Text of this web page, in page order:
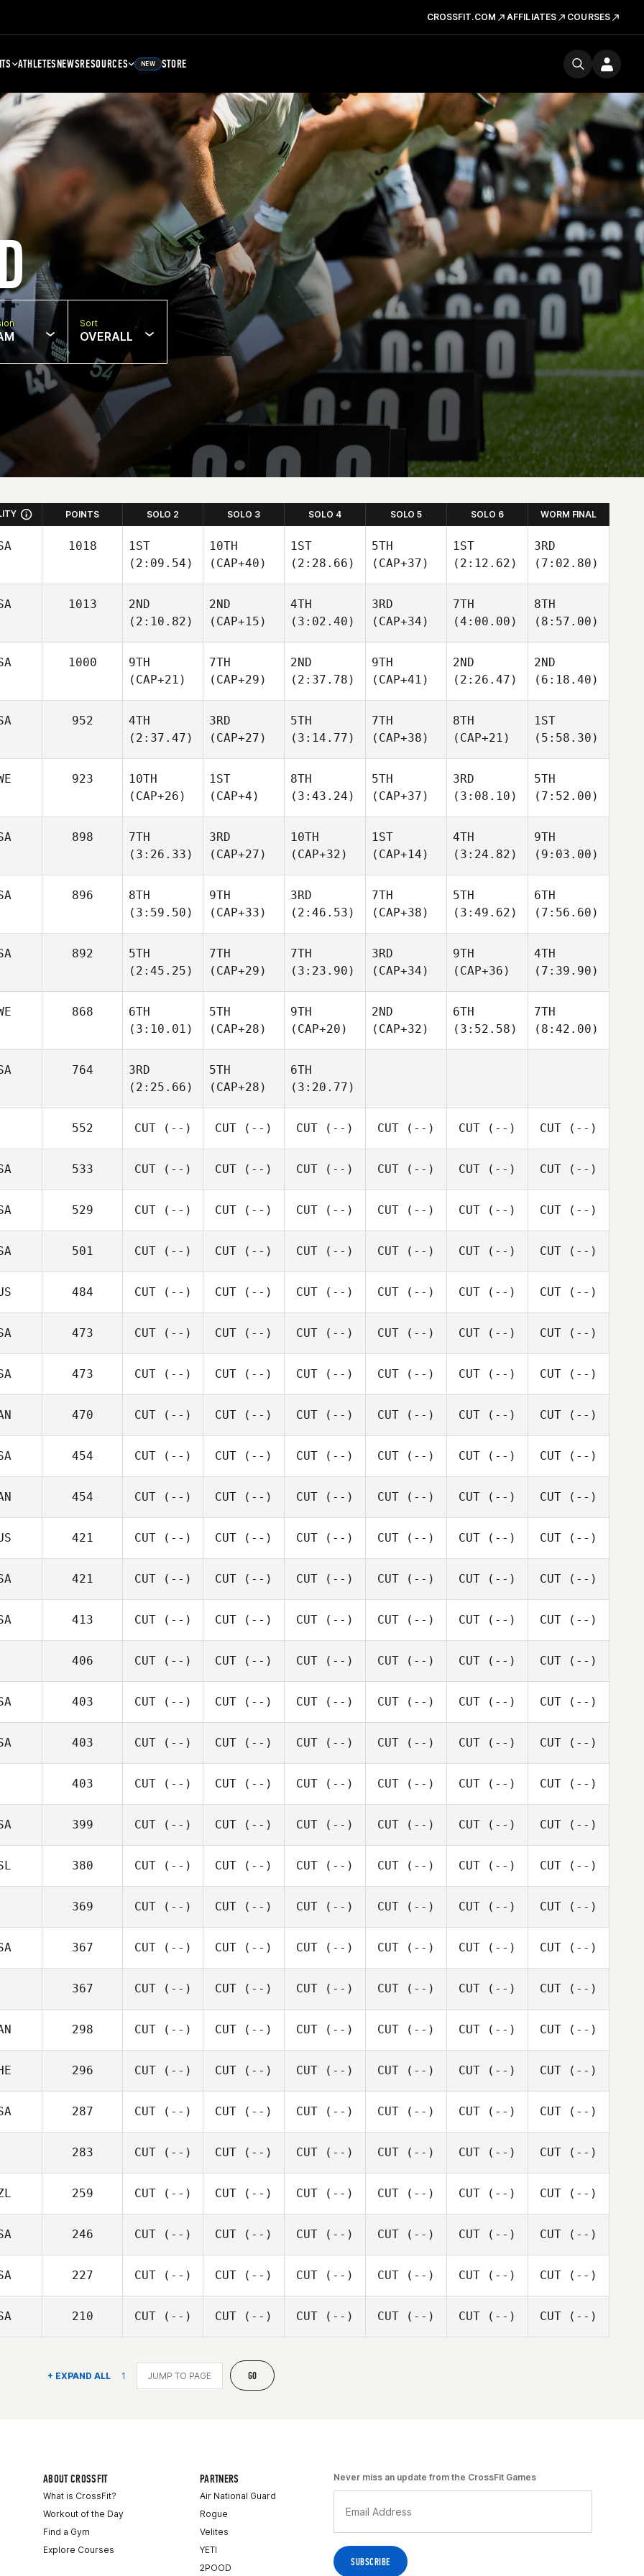
CROSSFIT.COM AFFILIATES COURSES
ATHLETESNEWSRESOURCES NEW STORE
Sort
OVERALL
POINTS SOLO 2 SOLO 3 SOLO 4 SOLO 5 SOLO 6 WORM FINAL
1018
1ST
(2:09.54)
10TH
(CAP+40)
1ST
(2:28.66)
5TH
(CAP+37)
1ST
(2:12.62)
3RD
(7:02.80)
1013
2ND
(2:10.82)
2ND
(CAP+15)
4TH
(3:02.40)
3RD
(CAP+34)
7TH
(4:00.00)
8TH
(8:57.00)
1000
9TH
(CAP+21)
7TH
(CAP+29)
2ND
(2:37.78)
9TH
(CAP+41)
2ND
(2:26.47)
2ND
(6:18.40)
952
4TH
(2:37.47)
3RD
(CAP+27)
5TH
(3:14.77)
7TH
(CAP+38)
8TH
(CAP+21)
1ST
(5:58.30)
923
10TH
(CAP+26)
1ST
(CAP+4)
8TH
(3:43.24)
5TH
(CAP+37)
3RD
(3:08.10)
5TH
(7:52.00)
898
7TH
(3:26.33)
3RD
(CAP+27)
10TH
(CAP+32)
1ST
(CAP+14)
4TH
(3:24.82)
9TH
(9:03.00)
896
8TH
(3:59.50)
9TH
(CAP+33)
3RD
(2:46.53)
7TH
(CAP+38)
5TH
(3:49.62)
6TH
(7:56.60)
892
5TH
(2:45.25)
7TH
(CAP+29)
7TH
(3:23.90)
3RD
(CAP+34)
9TH
(CAP+36)
4TH
(7:39.90)
868
6TH
(3:10.01)
5TH
(CAP+28)
9TH
(CAP+20)
2ND
(CAP+32)
6TH
(3:52.58)
7TH
(8:42.00)
764
3RD
(2:25.66)
5TH
(CAP+28)
6TH
(3:20.77)
552 CUT(--) CUT (--) CUT (--) CUT (--) CUT (--) CUT (--)
533 CUT(--) CUT (--) CUT (--) CUT (--) CUT (--) CUT (--)
529 CUT(--) CUT (--) CUT (--) CUT (--) CUT (--) CUT (--)
501 CUT(--) CUT (--) CUT (--) CUT (--) CUT (--) CUT (--)
484 CUT(--) CUT (--) CUT (--) CUT (--) CUT (--) CUT (--)
473 CUT(--) CUT (--) CUT (--) CUT (--) CUT (--) CUT (--)
473 CUT(--) CUT (--) CUT (--) CUT (--) CUT (--) CUT (--)
470 CUT(--) CUT (--) CUT (--) CUT (--) CUT (--) CUT (--)
454 CUT(--) CUT (--) CUT (--) CUT (--) CUT (--) CUT (--)
454 CUT(--) CUT (--) CUT (--) CUT (--) CUT (--) CUT (--)
421 CUT(--) CUT (--) CUT (--) CUT (--) CUT (--) CUT (--)
421 CUT(--) CUT (--) CUT (--) CUT (--) CUT (--) CUT (--)
413 CUT(--) CUT (--) CUT (--) CUT (--) CUT (--) CUT (--)
406 CUT(--) CUT (--) CUT (--) CUT (--) CUT (--) CUT (--)
403 CUT(--) CUT (--) CUT (--) CUT (--) CUT (--) CUT (--)
403 CUT(--) CUT (--) CUT (--) CUT (--) CUT (--) CUT (--)
403 CUT(--) CUT (--) CUT (--) CUT (--) CUT (--) CUT (--)
399 CUT(--) CUT (--) CUT (--) CUT (--) CUT (--) CUT (--)
380 CUT(--) CUT (--) CUT (--) CUT (--) CUT (--) CUT (--)
369 CUT(--) CUT (--) CUT (--) CUT (--) CUT (--) CUT (--)
367 CUT(--) CUT (--) CUT (--) CUT (--) CUT (--) CUT (--)
367 CUT(--) CUT (--) CUT (--) CUT (--) CUT (--) CUT (--)
298 CUT(--) CUT (--) CUT (--) CUT (--) CUT (--) CUT (--)
296 CUT(--) CUT (--) CUT (--) CUT (--) CUT (--) CUT (--)
287 CUT(--) CUT (--) CUT (--) CUT (--) CUT (--) CUT (--)
283 CUT(--) CUT (--) CUT (--) CUT (--) CUT (--) CUT (--)
259 CUT(--) CUT (--) CUT (--) CUT (--) CUT (--) CUT (--)
246 CUT(--) CUT (--) CUT (--) CUT (--) CUT (--) CUT (--)
227 CUT(--) CUT (--) CUT (--) CUT (--) CUT (--) CUT (--)
210 CUT(--) CUT (--) CUT (--) CUT (--) CUT (--) CUT (--)
+ EXPAND ALL 1 GO
ABOUT CROSSFIT
What is CrossFit?
Workout of the Day
Find a Gym
Explore Courses
PARTNERS
Air National Guard
Rogue
Velites
YETI
2POOD
Never miss an update from the CrossFit Games